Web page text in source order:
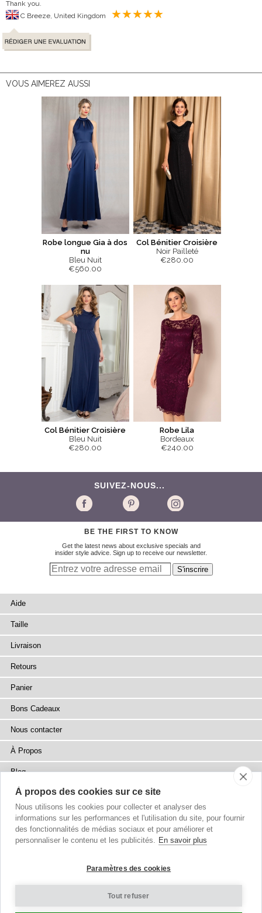
Thank you.
VOUS AIMEREZ AUSSI
Robe longue Gia à dos
nu
Bleu Nuit
€560.00
Col Bénitier Croisière
Noir Pailleté
€280.00
Col Bénitier Croisière
Bleu Nuit
€280.00
Robe Lila
Bordeaux
€240.00
SUIVEZ-NOUS...
BE THE FIRST TO KNOW
Get the latest news about exclusive specials and
insider style advice. Sign up to receive our newsletter.
Aide
Taille
Livraison
Retours
Panier
Bons Cadeaux
Nous contacter
À Propos
Blog
Presse
Points de Vente
Plan du site
© 2002-2026 Tiffany Rose Ltd. Tous Droits Réservés.
À propos des cookies sur ce site
Nous utilisons les cookies pour collecter et analyser des
informations sur les performances et l'utilisation du site, pour fournir
des fonctionnalités de médias sociaux et pour améliorer et
personnaliser le contenu et les publicités. En savoir plus
Paramètres des cookies
Tout refuser